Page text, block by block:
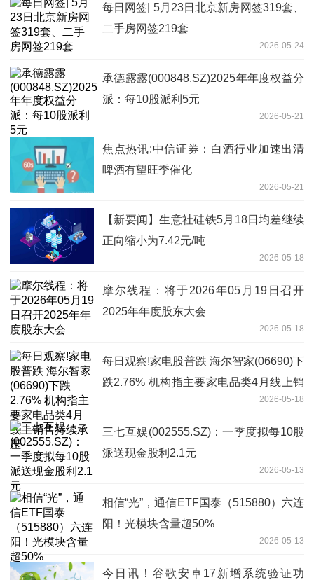
每日网签| 5月23日北京新房网签319套、
二手房网签219套
2026-05-24
承德露露(000848.SZ)2025年年度权益分
派：每10股派利5元
2026-05-21
焦点热讯:中信证券：白酒行业加速出清
啤酒有望旺季催化
2026-05-21
【新要闻】生意社硅铁5月18日均差继续
正向缩小为7.42元/吨
2026-05-18
摩尔线程：将于2026年05月19日召开
2025年年度股东大会
2026-05-18
每日观察!家电股普跌 海尔智家(06690)下
跌2.76% 机构指主要家电品类4月线上销
2026-05-18
三七互娱(002555.SZ)：一季度拟每10股
派送现金股利2.1元
2026-05-13
相信“光”，通信ETF国泰（515880）六连
阳！光模块含量超50%
2026-05-13
今日讯！谷歌安卓17新增系统验证功